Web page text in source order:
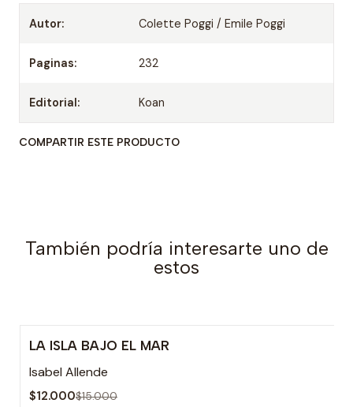
Autor: Colette Poggi / Emile Poggi
Paginas: 232
Editorial: Koan
COMPARTIR ESTE PRODUCTO
También podría interesarte uno de
estos
-20% OFF
Agotado
LA ISLA BAJO EL MAR
Isabel Allende
$12.000$15.000